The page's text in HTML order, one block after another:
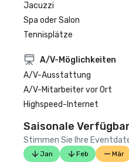
Jacuzzi
Spa oder Salon
Tennisplätze
A/V-Möglichkeiten
A/V-Ausstattung
A/V-Mitarbeiter vor Ort
Highspeed-Internet
Saisonale
Stimmen Sie Ihre
Jan Feb Mär